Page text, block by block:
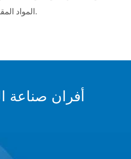
المواد المقاومة للحرارة أو خبث صلب.
أفران صناعة